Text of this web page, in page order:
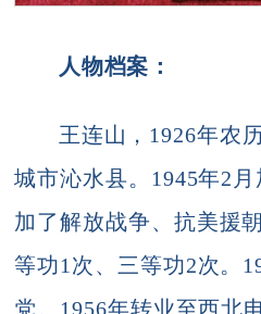
人物档案：
王连山，1926年农
城市沁水县。1945年2
加了解放战争、抗美援
等功1次、三等功2次。
党。1956年转业至西北